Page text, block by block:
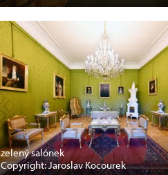
zelený salónek
Copyright: Jaroslav Kocourek